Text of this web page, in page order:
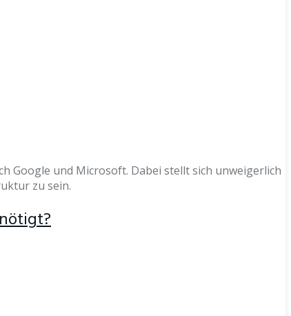
Google und Microsoft. Dabei stellt sich unweigerlich
zu sein.